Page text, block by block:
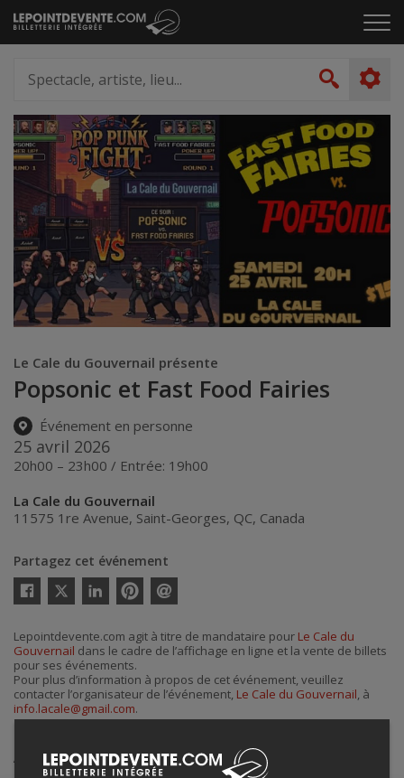
Passer
au
le
artiste,
lieu...
Le Cale du Gouvernail présente
Popsonic et Fast Food Fairies
Événement en personne
25 avril 2026
20h00 – 23h00 / Entrée: 19h00
La Cale du Gouvernail
11575 1re Avenue, Saint-Georges, QC, Canada
Partagez cet événement
Twitter
courriel
Lepointdevente.com agit à titre de mandataire pour Le Cale du
Gouvernail dans le cadre de l’affichage en ligne et la vente de billets
pour ses événements.
Pour plus d’information à propos de cet événement, veuillez
contacter l’organisateur de l’événement, Le Cale du Gouvernail, à
info.lacale@gmail.com.
Achat de billets